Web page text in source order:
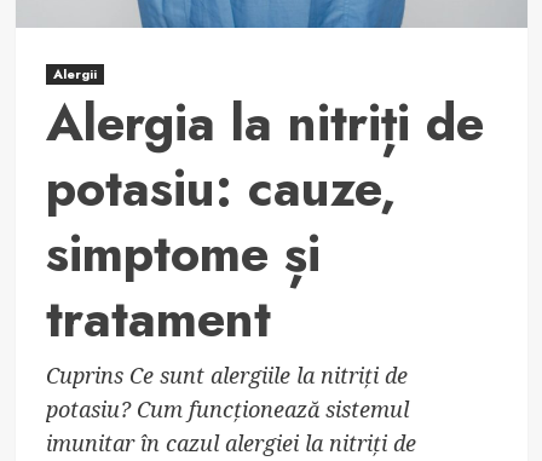
o
Alergii
Alergia la nitriți de
potasiu: cauze,
simptome și
tratament
Cuprins Ce sunt alergiile la nitriți de
potasiu? Cum funcționează sistemul
imunitar în cazul alergiei la nitriți de